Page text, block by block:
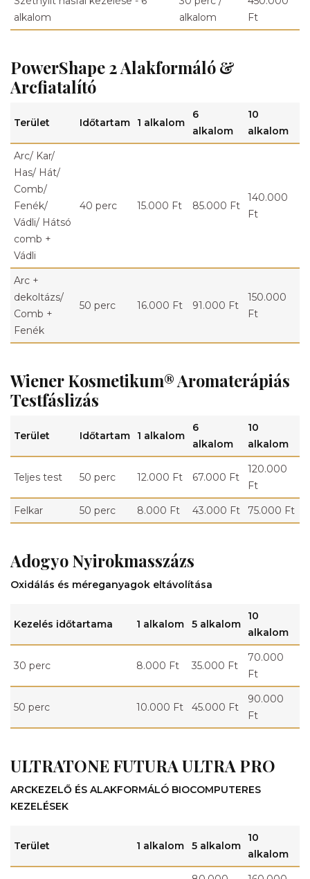
alkalom
alkalom
Ft
PowerShape 2 Alakformáló &
Arcfiatalító
Terület Időtartam 1 alkalom
6
alkalom
10
alkalom
Arc/ Kar/
Has/ Hát/
Comb/
Fenék/
Vádli/ Hátsó
comb +
Vádli
40 perc 15.000 Ft 85.000 Ft
140.000
Ft
Arc +
dekoltázs/
Comb +
Fenék
50 perc 16.000 Ft 91.000 Ft
150.000
Ft
Wiener Kosmetikum® Aromaterápiás
Testfáslizás
Terület Időtartam 1 alkalom
6
alkalom
10
alkalom
Teljes test 50 perc 12.000 Ft 67.000 Ft
120.000
Ft
Felkar
50 perc 8.000 Ft 43.000 Ft 75.000 Ft
Adogyo Nyirokmasszázs
Oxidálás és méreganyagok eltávolítása
Kezelés időtartama 1 alkalom 5 alkalom
10
alkalom
30 perc 8.000 Ft 35.000 Ft
70.000
Ft
50 perc 10.000 Ft 45.000 Ft
90.000
Ft
ULTRATONE FUTURA ULTRA PRO
ARCKEZELŐ ÉS ALAKFORMÁLÓ BIOCOMPUTERES
KEZELÉSEK
Terület 1 alkalom 5 alkalom
10
alkalom